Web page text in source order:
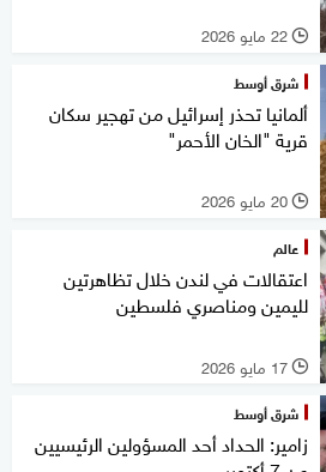
l 22 مايو 2026
شرق أوسط
ألمانيا تحذر إسرائيل من تهجير سكان
قرية "الخان الأحمر"
l 20 مايو 2026
عالم
اعتقالات في لندن خلال تظاهرتين
لليمين ومناصري فلسطين
l 17 مايو 2026
شرق أوسط
زامير: الحداد أحد المسؤولين الرئيسيين